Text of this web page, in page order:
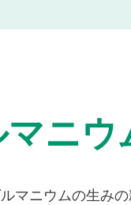
ニウ
マニウムの生み